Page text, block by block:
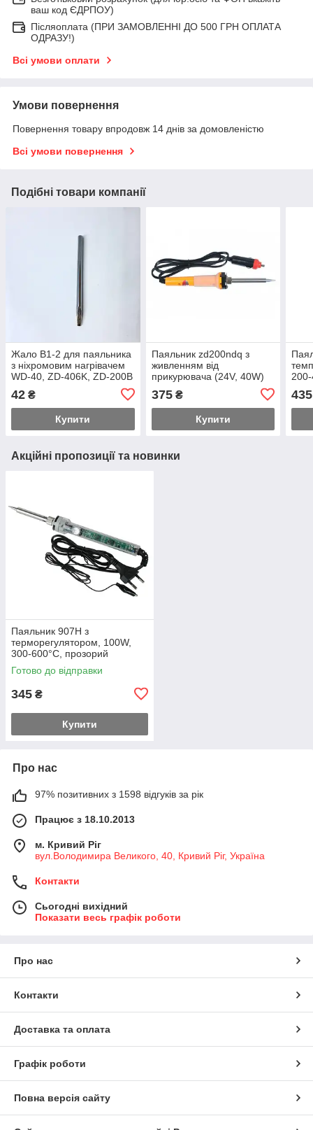
ваш код ЄДРПОУ)
Післяоплата (ПРИ ЗАМОВЛЕННІ ДО 500 ГРН ОПЛАТА
ОДРАЗУ!)
Всі умови оплати
Умови повернення
Повернення товару впродовж 14 днів за домовленістю
Всі умови повернення
Подібні товари компанії
Жало B1-2 для паяльника
з ніхромовим нагрівачем
WD-40, ZD-406K, ZD-200B
(40W), ZD-60, ZD-60A, ZD-
7
42 ₴
Купити
Паяльник zd200ndq з
живленням від
прикурювача (24V, 40W)
375₴
Купити
200-
435
Акційні пропозиції та новинки
Паяльник 907H з
терморегулятором, 100W,
300-600°C, прозорий
Готово до відправки
345 ₴
Купити
Про нас
97% позитивних з 1598 відгуків за рік
Працює з 18.10.2013
м. Кривий Ріг
вул.Володимира Великого, 40, Кривий Ріг, Україна
Контакти
Сьогодні вихідний
Показати весь графік роботи
Про нас
Контакти
Доставка та оплата
Графік роботи
Повна версія сайту